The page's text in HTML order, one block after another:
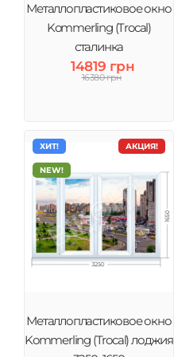
Металлопластиковое окно
Kommerling (Trocal)
сталинка
14819 грн
16380 грн
АКЦИЯ!
ХИТ!
NEW!
Металлопластиковое окно
Kommerling (Trocal) лоджия